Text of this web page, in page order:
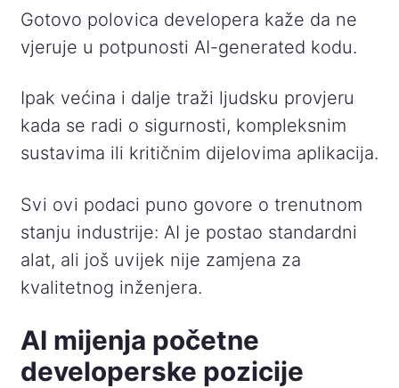
Gotovo polovica developera kaže da ne
vjeruje u potpunosti AI-generated kodu.
Ipak većina i dalje traži ljudsku provjeru
kada se radi o sigurnosti, kompleksnim
sustavima ili kritičnim dijelovima aplikacija.
Svi ovi podaci puno govore o trenutnom
stanju industrije: AI je postao standardni
alat, ali još uvijek nije zamjena za
kvalitetnog inženjera.
AI mijenja početne
developerske pozicije